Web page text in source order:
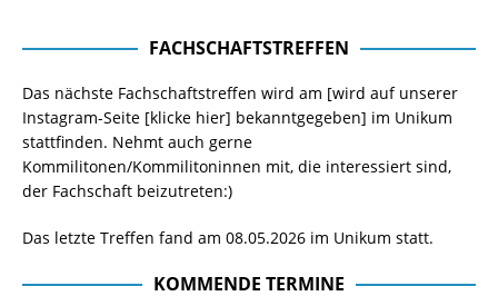
FACHSCHAFTSTREFFEN
Das nächste Fachschaftstreffen wird am [wird auf unserer
Instagram-Seite [klicke hier] bekanntgegeben] im Unikum
stattfinden. Nehmt auch gerne
Kommilitonen/Kommilitoninnen mit, die interessiert sind,
der Fachschaft beizutreten:)
Das letzte Treffen fand am 08.05.2026 im Unikum statt.
KOMMENDE TERMINE